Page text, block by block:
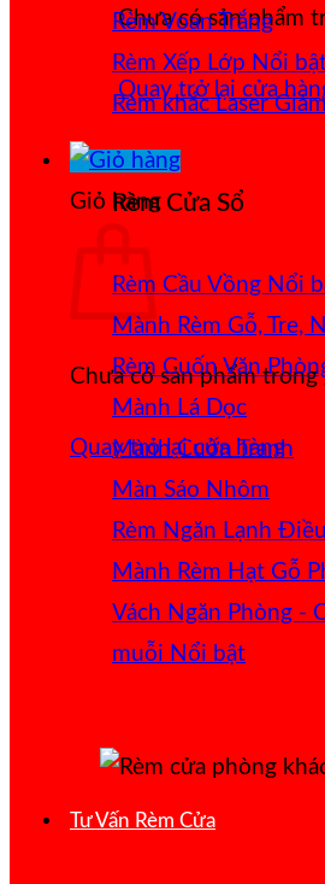
Chưa có sản phẩm
Quay trở lại cửa
Giỏ hàng
Chưa có sản phẩm trong
Quay trở lại cửa hàng
Rèm Voan Trắng
Rèm Xếp Lớp
Rèm khắc Laser
Rèm Cửa Sổ
Rèm Cầu Vồng
Mành Rèm Gỗ, Tre,
Rèm Cuốn Văn
Mành Lá Dọc
Mành Cuốn Tranh
Màn Sáo Nhôm
Rèm Ngăn Lạnh
Mành Rèm Hạt Gỗ
Vách Ngăn Phòng -
muỗi
Tư Vấn Rèm Cửa